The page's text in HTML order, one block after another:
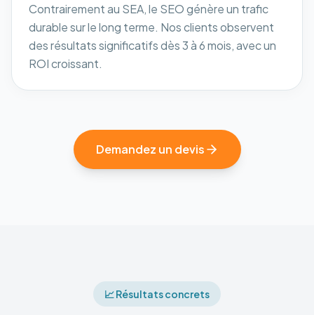
Contrairement au SEA, le SEO génère un trafic
durable sur le long terme. Nos clients observent
des résultats significatifs dès 3 à 6 mois, avec un
ROI croissant.
Demandez un devis
📈 Résultats concrets